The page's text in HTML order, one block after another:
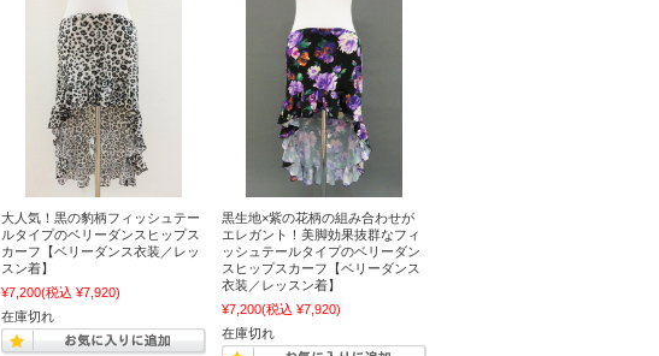
大人気！黒の豹柄フィッシュテー
ルタイプのベリーダンスヒップス
カーフ【ベリーダンス衣装／レッ
スン着】
¥7,200(税込 ¥7,920)
在庫切れ
黒生地×紫の花柄の組み合わせが
エレガント！美脚効果抜群なフィ
ッシュテールタイプのベリーダン
スヒップスカーフ【ベリーダンス
衣装／レッスン着】
¥7,200(税込 ¥7,920)
在庫切れ